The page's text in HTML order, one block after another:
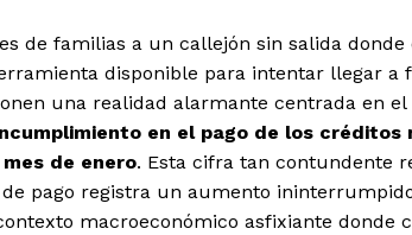
de familias a un callejón sin salida donde
disponible para intentar llegar a
una realidad alarmante centrada en el
en el pago de los créditos
de enero. Esta cifra tan contundente
pago registra un aumento
macroeconómico asfixiante donde